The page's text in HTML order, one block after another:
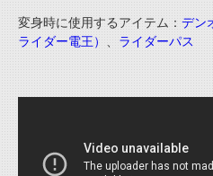
変身時に使用するアイテム： デン
ライダー電王）
ライダーパス